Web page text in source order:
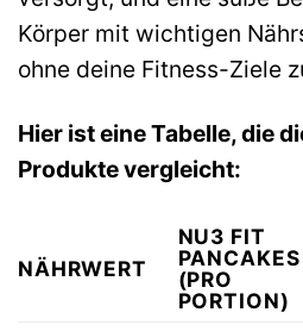
Körper mit wichtigen
ohne deine Fitness-Ziele
Hier ist eine Tabelle, die
Produkte vergleicht:
NÄHRWERT
NU3 FIT
PANCAKES
(PRO
PORTION)